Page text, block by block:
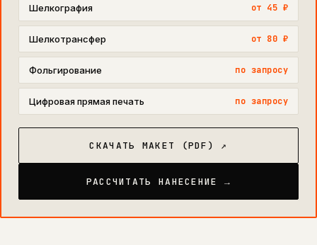
Шелкография от 45 ₽
Шелкотрансфер от 80 ₽
Фольгирование по запросу
Цифровая прямая печать по запросу
СКАЧАТЬ МАКЕТ (PDF) ↗
РАССЧИТАТЬ НАНЕСЕНИЕ →